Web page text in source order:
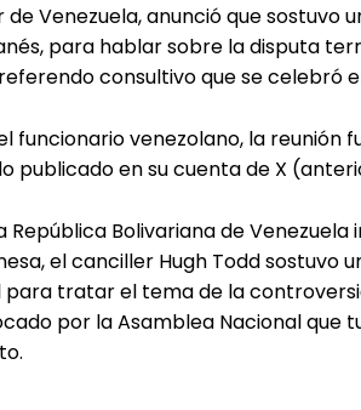
de Venezuela, anunció que
para hablar sobre la disputa
consultivo que se celebró
funcionario venezolano, la reunión
publicado en su cuenta de X
República Bolivariana de
el canciller Hugh Todd sostuvo
para tratar el tema de la
por la Asamblea Nacional que